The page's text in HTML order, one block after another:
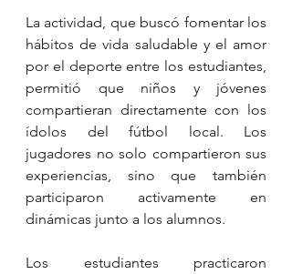
La actividad, que buscó fomentar los
hábitos de vida saludable y el amor
por el deporte entre los estudiantes,
permitió que niños y jóvenes
compartieran directamente con los
ídolos del fútbol local. Los
jugadores no solo compartieron sus
experiencias, sino que también
participaron activamente en
dinámicas junto a los alumnos.
Los estudiantes practicaron